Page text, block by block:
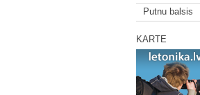
Putnu balsis
KARTE